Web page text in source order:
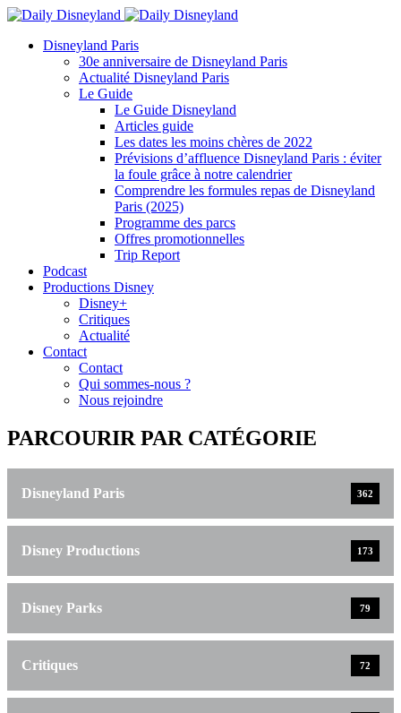
Disneyland Paris
30e anniversaire de Disneyland Paris
Actualité Disneyland Paris
Le Guide
Le Guide Disneyland
Articles guide
Les dates les moins chères de 2022
Prévisions d’affluence Disneyland Paris : éviter
la foule grâce à notre calendrier
Comprendre les formules repas de Disneyland
Paris (2025)
Programme des parcs
Offres promotionnelles
Trip Report
Podcast
Productions Disney
Disney+
Critiques
Actualité
Contact
Contact
Qui sommes-nous ?
Nous rejoindre
PARCOURIR PAR CATÉGORIE
Disneyland Paris 362
Disney Productions 173
Disney Parks 79
Critiques 72